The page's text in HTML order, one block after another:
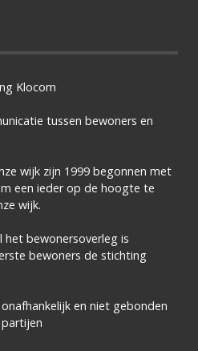
Klocom
tussen bewoners en
wijk zijn 1999 begonnen met
een ieder op de hoogte te
wijk.
bewonersoverleg is
bewoners de stichting
en niet gebonden